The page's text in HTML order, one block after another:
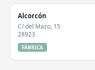
Alcorcón
C/ del Mazo, 15
28923
FÁBRICA